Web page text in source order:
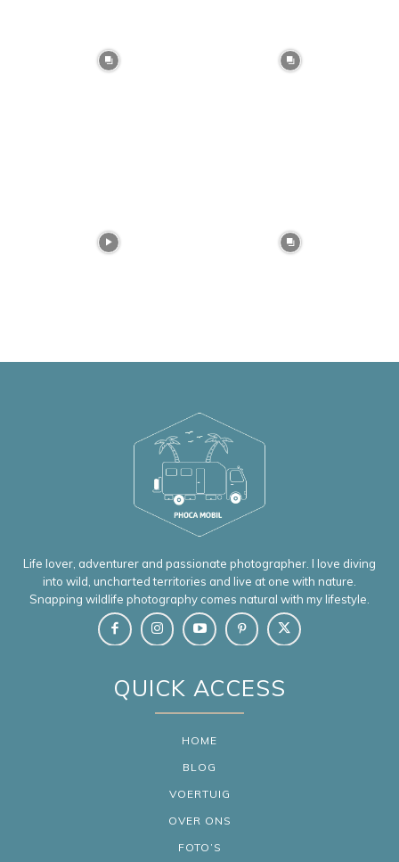
Life lover, adventurer and passionate photographer. I love diving
into wild, uncharted territories and live at one with nature.
Snapping wildlife photography comes natural with my lifestyle.
QUICK ACCESS
HOME
BLOG
VOERTUIG
OVER ONS
FOTO’S